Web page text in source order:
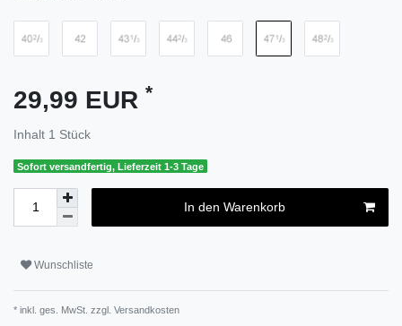
29,99 EUR *
Inhalt 1 Stück
Sofort versandfertig, Lieferzeit 1-3 Tage
In den Warenkorb
Wunschliste
* inkl. ges. MwSt. zzgl. Versandkosten